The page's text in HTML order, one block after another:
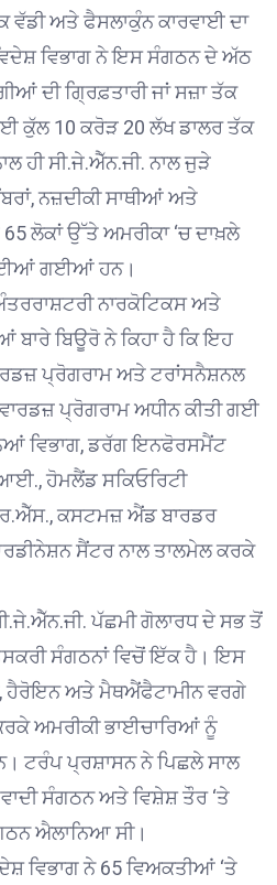
ਵੱਡੀ ਅਤੇ ਫੈਸਲਾਕੁੰਨ ਕਾਰਵਾਈ ਦਾ
ਵਿਭਾਗ ਨੇ ਇਸ ਸੰਗਠਨ ਦੇ ਅੱਠ
ਦੀ ਗ੍ਰਿਫ਼ਤਾਰੀ ਜਾਂ ਸਜ਼ਾ ਤੱਕ
ਕੁੱਲ 10 ਕਰੋੜ 20 ਲੱਖ ਡਾਲਰ ਤੱਕ
ਹੀ ਸੀ.ਜੇ.ਐੱਨ.ਜੀ. ਨਾਲ ਜੁੜੇ
ਨਜ਼ਦੀਕੀ ਸਾਥੀਆਂ ਅਤੇ
ਲੋਕਾਂ ਉੱਤੇ ਅਮਰੀਕਾ ‘ਚ ਦਾਖ਼ਲੇ
ਗਈਆਂ ਹਨ।
ਨਾਰਕੋਟਿਕਸ ਅਤੇ
ਬਾਰੇ ਬਿਊਰੋ ਨੇ ਕਿਹਾ ਹੈ ਕਿ ਇਹ
ਪ੍ਰੋਗਰਾਮ ਅਤੇ ਟਰਾਂਸਨੈਸ਼ਨਲ
ਪ੍ਰੋਗਰਾਮ ਅਧੀਨ ਕੀਤੀ ਗਈ
ਵਿਭਾਗ, ਡਰੱਗ ਇਨਫੋਰਸਮੈਂਟ
ਹੋਮਲੈਂਡ ਸਕਿਓਰਿਟੀ
ਕਸਟਮਜ਼ ਐਂਡ ਬਾਰਡਰ
ਸੈਂਟਰ ਨਾਲ ਤਾਲਮੇਲ ਕਰਕੇ
ਪੱਛਮੀ ਗੋਲਾਰਧ ਦੇ ਸਭ ਤੋਂ
ਸੰਗਠਨਾਂ ਵਿਚੋਂ ਇੱਕ ਹੈ। ਇਸ
ਹੈਰੋਇਨ ਅਤੇ ਮੈਥਐਂਫੈਟਾਮੀਨ ਵਰਗੇ
ਅਮਰੀਕੀ ਭਾਈਚਾਰਿਆਂ ਨੂੰ
ਟਰੰਪ ਪ੍ਰਸ਼ਾਸਨ ਨੇ ਪਿਛਲੇ ਸਾਲ
ਸੰਗਠਨ ਅਤੇ ਵਿਸ਼ੇਸ਼ ਤੌਰ ‘ਤੇ
ਐਲਾਨਿਆ ਸੀ।
ਵਿਭਾਗ ਨੇ 65 ਵਿਅਕਤੀਆਂ ‘ਤੇ